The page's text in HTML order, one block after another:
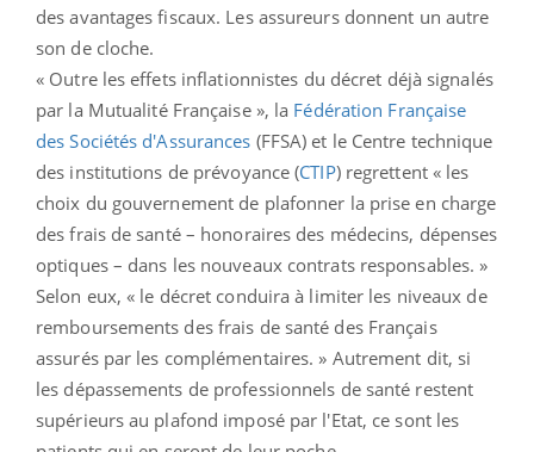
des avantages fiscaux. Les assureurs donnent un autre
son de cloche.
« Outre les effets inflationnistes du décret déjà signalés
par la Mutualité Française », la Fédération Française
des Sociétés d'Assurances (FFSA) et le Centre technique
des institutions de prévoyance (CTIP) regrettent « les
choix du gouvernement de plafonner la prise en charge
des frais de santé – honoraires des médecins, dépenses
optiques – dans les nouveaux contrats responsables. »
Selon eux, « le décret conduira à limiter les niveaux de
remboursements des frais de santé des Français
assurés par les complémentaires. » Autrement dit, si
les dépassements de professionnels de santé restent
supérieurs au plafond imposé par l'Etat, ce sont les